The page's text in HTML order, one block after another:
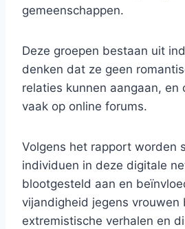
gemeenschappen.
Deze groepen bestaan ​​uit
denken dat ze geen
relaties kunnen aangaan, en
vaak op online forums.
Volgens het rapport worden
individuen in deze digitale
blootgesteld aan en
vijandigheid jegens vrouwen
extremistische verhalen en